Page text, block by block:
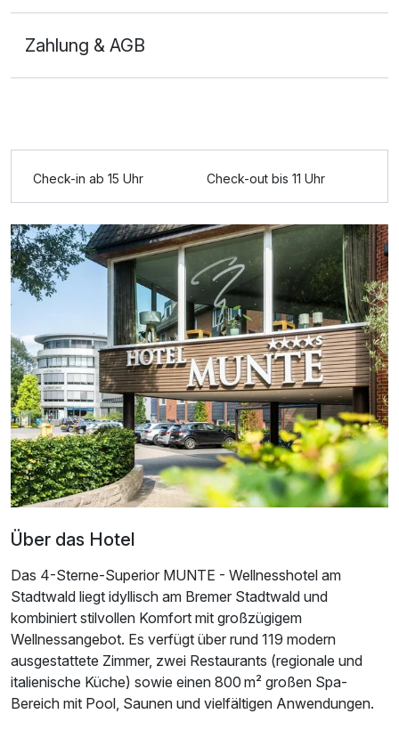
Doppelzimmer Klassik
2 Erwachsene
Ausstattung
456,00 €
Zahlung & AGB
Check-in ab 15 Uhr Check-out bis 11 Uhr
Über das Hotel
Das 4-Sterne-Superior MUNTE - Wellnesshotel am
Stadtwald liegt idyllisch am Bremer Stadtwald und
kombiniert stilvollen Komfort mit großzügigem
Wellnessangebot. Es verfügt über rund 119 modern
ausgestattete Zimmer, zwei Restaurants (regionale und
italienische Küche) sowie einen 800 m² großen Spa-
Bereich mit Pool, Saunen und vielfältigen Anwendungen.